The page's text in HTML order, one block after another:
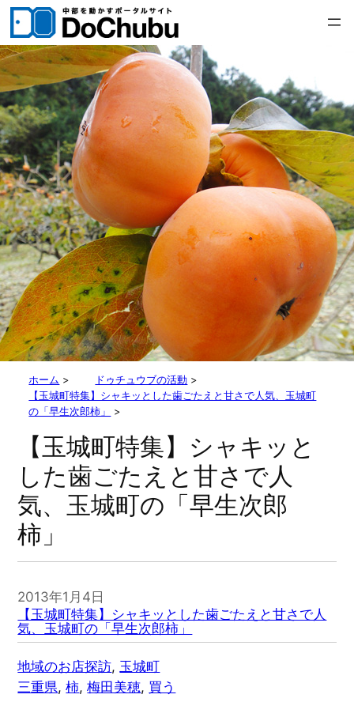
内
を
ス
キ
ッ
プ
ホーム > ドゥチュウブの活動 >
【玉城町特集】シャキッとした歯ごたえと甘さで人気、玉城町
の「早生次郎柿」
>
【玉城町特集】シャキッと
した歯ごたえと甘さで人
気、玉城町の「早生次郎
柿」
2013年1月4日
【玉城町特集】シャキッとした歯ごたえと甘さで人
気、玉城町の「早生次郎柿」
地域のお店探訪, 玉城町
三重県, 柿, 梅田美穂, 買う